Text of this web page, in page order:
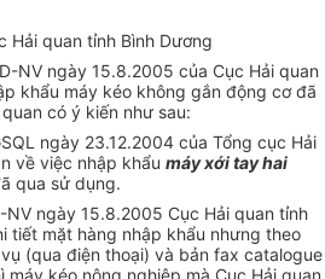
Hải quan tỉnh Bình Dương
NV ngày 15.8.2005 của Cục Hải quan
khẩu máy kéo không gắn động cơ đã
có ý kiến như sau:
ngày 23.12.2004 của Tổng cục Hải
về việc nhập khẩu máy xới tay hai
qua sử dụng.
ngày 15.8.2005 Cục Hải quan tỉnh
tiết mặt hàng nhập khẩu nhưng theo
(qua điện thoại) và bản fax catalogue
kéo nông nghiệp mà Cục Hải quan